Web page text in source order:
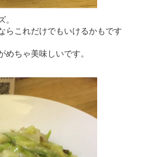
らこれだけでもいけるかもです
ちゃ美味しいです。